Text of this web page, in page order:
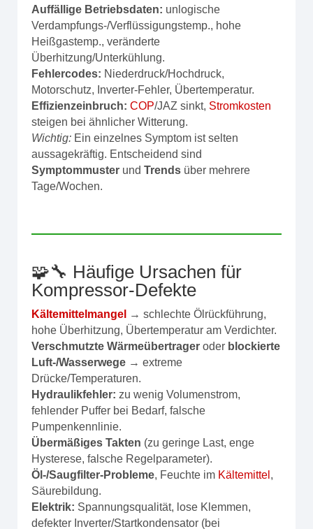
Auffällige Betriebsdaten: unlogische
Verdampfungs-/Verflüssigungstemp., hohe
Heißgastemp., veränderte
Überhitzung/Unterkühlung.
Fehlercodes: Niederdruck/Hochdruck,
Motorschutz, Inverter‑Fehler, Übertemperatur.
Effizienzeinbruch: COP/JAZ sinkt, Stromkosten
steigen bei ähnlicher Witterung.
Wichtig: Ein einzelnes Symptom ist selten
aussagekräftig. Entscheidend sind
Symptommuster und Trends über mehrere
Tage/Wochen.
🧩🔧 Häufige Ursachen für
Kompressor‑Defekte
Kältemittelmangel
→ schlechte Ölrückführung,
hohe Überhitzung, Übertemperatur am Verdichter.
Verschmutzte Wärmeübertrager oder blockierte
Luft-/Wasserwege → extreme
Drücke/Temperaturen.
Hydraulikfehler: zu wenig Volumenstrom,
fehlender Puffer bei Bedarf, falsche
Pumpenkennlinie.
Übermäßiges Takten (zu geringe Last, enge
Hysterese, falsche Regelparameter).
Öl-/Saugfilter‑Probleme, Feuchte im Kältemittel ,
Säurebildung.
Elektrik: Spannungsqualität, lose Klemmen,
defekter Inverter/Startkondensator (bei